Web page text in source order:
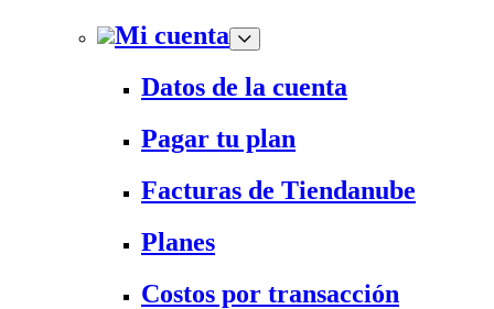
Mi cuenta
Datos de la cuenta
Pagar tu plan
Facturas de Tiendanube
Planes
Costos por transacción